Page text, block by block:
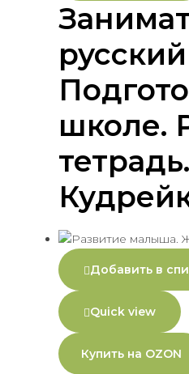
школе.
Добавить в
Quick view
Купить на OZON